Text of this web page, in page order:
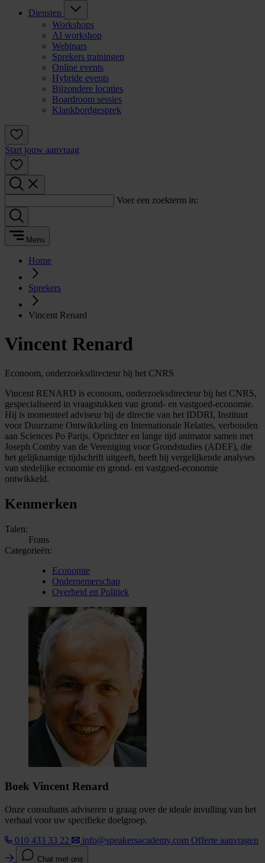
Diensten
Workshops
AI workshop
Webinars
Sprekers trainingen
Online events
Hybride events
Bijzondere locaties
Boardroom sessies
Klankbordgesprek
Start jouw aanvraag
Voer een zoekterm in:
Menu
Home
Sprekers
Vincent Renard
Vincent Renard
Econoom, onderzoeksdirecteur bij het CNRS
Vincent RENARD is econoom, onderzoeksdirecteur bij het CNRS,
gespecialiseerd in vraagstukken van grond- en vastgoed-economie.
Hij is momenteel adviseur bij de directie van het IDDRI, Instituut
voor Duurzame Ontwikkeling en Internationale Relaties, verbonden
aan Sciences Po Parijs. Oprichter en lange tijd animator samen met
Joseph Comby van de Vereniging voor Grondstudies (ADEF), die
het gelijknamige tijdschrift uitgeeft, heeft hij vergelijkende analyses
van stedelijke economie en grond- en vastgoed-economie
ontwikkeld.
Kenmerken
Talen:
Frans
Categorieën:
Economie
Ondernemerschap
Overheid en Politiek
Boek Vincent Renard
Onze consultants adviseren u graag over de ideale invulling van het
verhaal voor uw specifieke doelgroep.
010 433 33 22
info@speakersacademy.com Offerte aanvragen
Chat met ons